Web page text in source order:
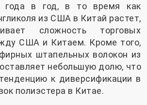
года в год, в то время как
из США в Китай растет,
сложность торговых
США и Китаем. Кроме того,
штапельных волокон из
небольшую долю, что
к диверсификации в
полиэстера в Китае.